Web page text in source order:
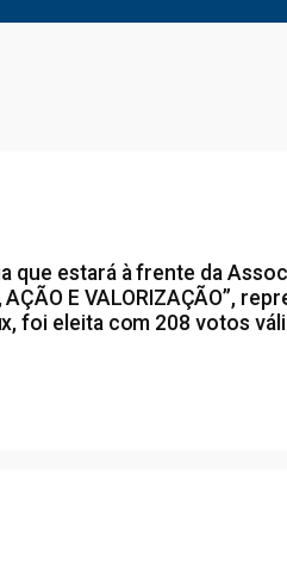
que estará à frente da
E VALORIZAÇÃO”,
foi eleita com 208 votos